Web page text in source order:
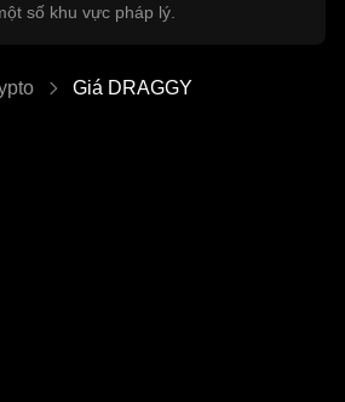
số khu vực pháp lý.
Giá DRAGGY